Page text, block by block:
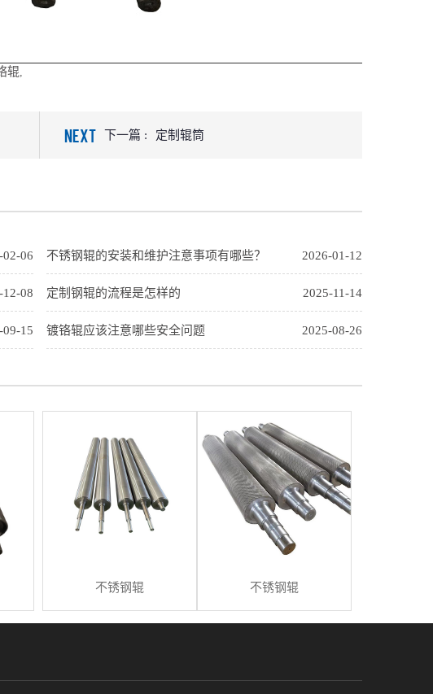
辊,
NEXT 下一篇 : 定制辊筒
02-06 2026-01-12
不锈钢辊的安装和维护注意事项有哪些？
12-08 2025-11-14
定制钢辊的流程是怎样的
09-15 2025-08-26
镀铬辊应该注意哪些安全问题
不锈钢辊 不锈钢辊